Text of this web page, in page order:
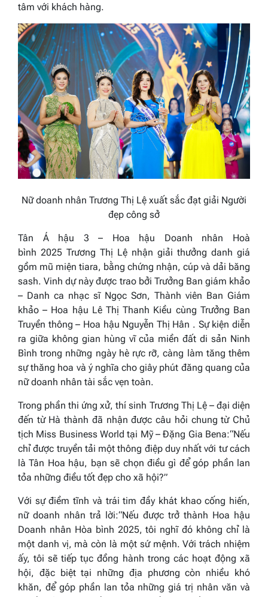
tâm với khách hàng.
Nữ doanh nhân Trương Thị Lệ xuất sắc đạt giải Người
đẹp công sở
Tân Á hậu 3 – Hoa hậu Doanh nhân Hoà
bình 2025 Trương Thị Lệ nhận giải thưởng danh giá
gồm mũ miện tiara, bằng chứng nhận, cúp và dải băng
sash. Vinh dự này được trao bởi Trưởng Ban giám khảo
– Danh ca nhạc sĩ Ngọc Sơn, Thành viên Ban Giám
khảo – Hoa hậu Lê Thị Thanh Kiều cùng Trưởng Ban
Truyền thông – Hoa hậu Nguyễn Thị Hân . Sự kiện diễn
ra giữa không gian hùng vĩ của miền đất di sản Ninh
Bình trong những ngày hè rực rỡ, càng làm tăng thêm
sự thăng hoa và ý nghĩa cho giây phút đăng quang của
nữ doanh nhân tài sắc vẹn toàn.
Trong phần thi ứng xử, thí sinh Trương Thị Lệ – đại diện
đến từ Hà thành đã nhận được câu hỏi chung từ Chủ
tịch Miss Business World tại Mỹ – Đặng Gia Bena:“Nếu
chỉ được truyền tải một thông điệp duy nhất với tư cách
là Tân Hoa hậu, bạn sẽ chọn điều gì để góp phần lan
tỏa những điều tốt đẹp cho xã hội?”
Với sự điềm tĩnh và trái tim đầy khát khao cống hiến,
nữ doanh nhân trả lời:“Nếu được trở thành Hoa hậu
Doanh nhân Hòa bình 2025, tôi nghĩ đó không chỉ là
một danh vị, mà còn là một sứ mệnh. Với trách nhiệm
ấy, tôi sẽ tiếp tục đồng hành trong các hoạt động xã
hội, đặc biệt tại những địa phương còn nhiều khó
khăn, để góp phần lan tỏa những giá trị nhân văn và